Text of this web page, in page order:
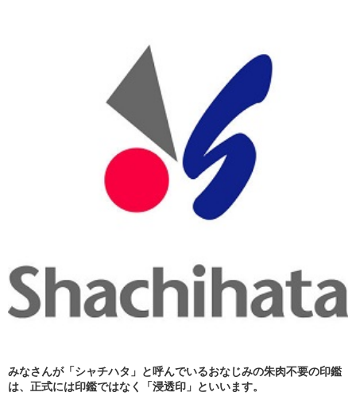
みなさんが「シャチハタ 」と呼んでいるおなじみの朱肉不要の印鑑
は、正式には印鑑ではなく「浸透印」といいます。